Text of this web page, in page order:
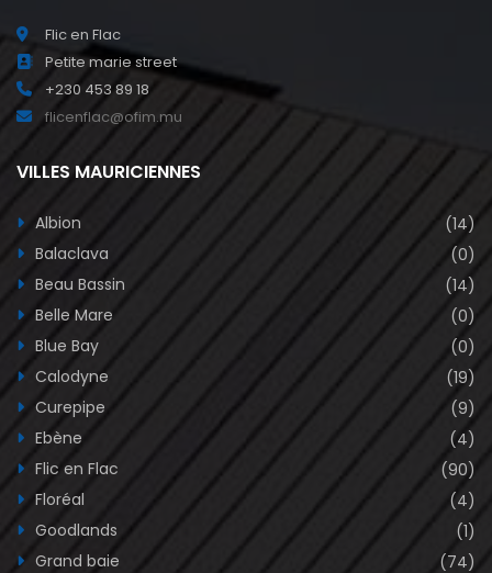
Flic en Flac
Petite marie street
+230 453 89 18
flicenflac@ofim.mu
VILLES MAURICIENNES
Albion
(14)
Balaclava
(0)
Beau Bassin
(14)
Belle Mare
(0)
Blue Bay
(0)
Calodyne
(19)
Curepipe
(9)
Ebène
(4)
Flic en Flac
(90)
Floréal
(4)
Goodlands
(1)
Grand baie
(74)